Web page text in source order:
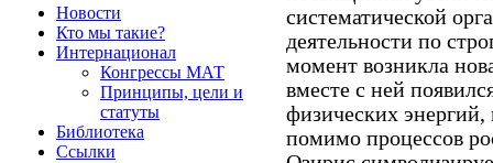
Новости
Кто мы такие?
Интернационал
Конгрессы МАТ
Принципы, цели и
статуты
Библиотека
Ссылки
систематической
деятельности по
момент возникла
вместе с ней
физических энергий,
помимо процессов